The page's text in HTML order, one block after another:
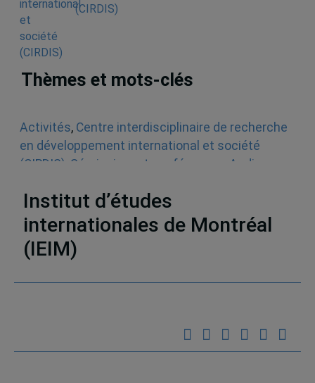
(CIRDIS)
Thèmes et mots-clés
Activités, Centre interdisciplinaire de recherche
en développement international et société
(CIRDIS) Séminaires et conférences Audios
Institut d’études
internationales de Montréal
(IEIM)